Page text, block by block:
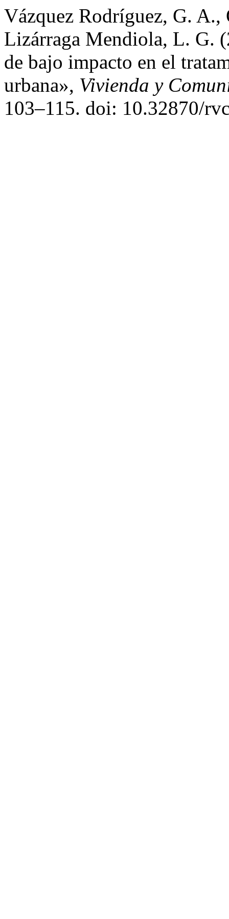
Vázquez Rodríguez, G.
Lizárraga Mendiola, L. G.
de bajo impacto en el
urbana», Vivienda y
103–115. doi: 10.32870/